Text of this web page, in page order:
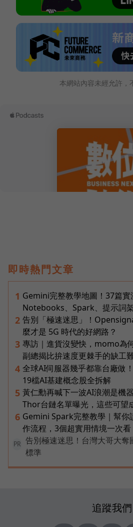
本網站內容未經允許，
即時熱門文章
1 Gemini完整教學地圖！37篇實
Notebooks、Spark、提示詞
2 告別「極速迷思」！
麼才是 5G 時代的好網路？
3 專訪｜進貨沒變快，momo為
副總揭比拚速度更棘手的缺工
4 全球AI伺服器幾乎都靠台廠做
19檔AI基建概念股全拆解
5 黃仁勳再喊下一波AI浪潮是機
Thor台鏈名單曝光，這些可望
6 Gemini Spark完整教學｜幫你
作流程，3個超實用情境一次看
PR
告別極速迷思！台灣大哥大奪
標準
追蹤我們